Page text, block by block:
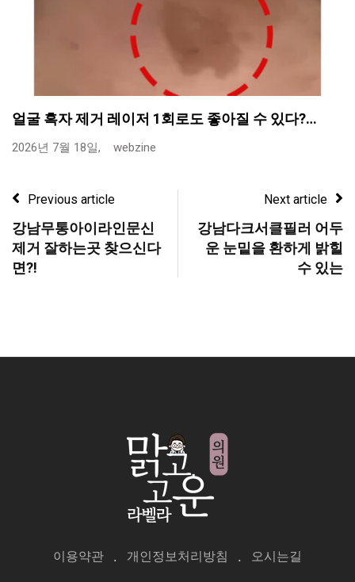
얼굴 흑자 제거 레이저 1회로도 좋아질 수 있다?…
2026년 7월 18일, webzine
Previous article
강남무통아이라인문신
제거 잘하는곳 찾으신다
면?!
Next article
강남다크서클필러 어두
운 눈밑을 환하게 밝힐
수 있는
이용약관 개인정보처리방침 오시는길